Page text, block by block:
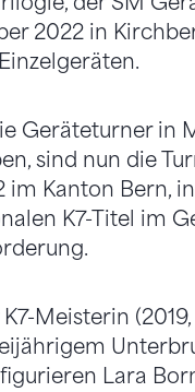
2022 in
Geräteturner in
sind nun die
Kanton Bern,
K7-Titel im
Meisterin
Lara